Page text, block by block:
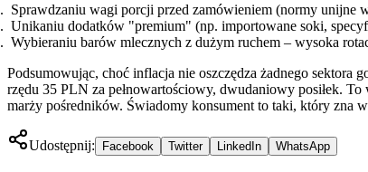
Sprawdzaniu wagi porcji przed zamówieniem (normy unijne
Unikaniu dodatków "premium" (np. importowane soki,
Wybieraniu barów mlecznych z dużym ruchem – wysoka
Podsumowując, choć inflacja nie oszczędza żadnego sektora
rzędu 35 PLN za pełnowartościowy, dwudaniowy posiłek.
marży pośredników. Świadomy konsument to taki, który zna
Udostępnij: Facebook Twitter LinkedIn WhatsApp